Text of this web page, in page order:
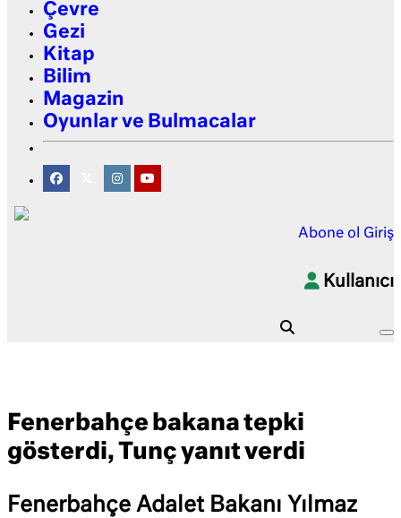
Çevre
Gezi
Kitap
Bilim
Magazin
Oyunlar ve Bulmacalar
Abone ol Giriş
Kullanıcı
Fenerbahçe bakana tepki
gösterdi, Tunç yanıt verdi
Fenerbahçe Adalet Bakanı Yılmaz